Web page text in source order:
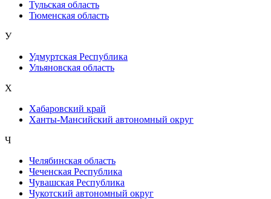
Тульская область
Тюменская область
У
Удмуртская Республика
Ульяновская область
Х
Хабаровский край
Ханты-Мансийский автономный округ
Ч
Челябинская область
Чеченская Республика
Чувашская Республика
Чукотский автономный округ